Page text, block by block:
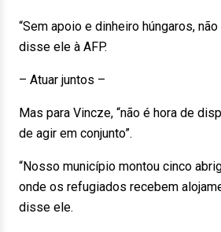
“Sem apoio e dinheiro húngaros,
disse ele à AFP.
– Atuar juntos –
Mas para Vincze, “não é hora de
de agir em conjunto”.
“Nosso município montou cinco
onde os refugiados recebem
disse ele.